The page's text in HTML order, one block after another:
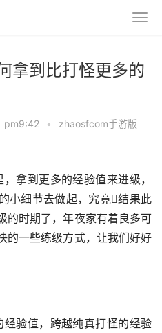
拿到比打怪更多的
pm9:42 •
zhaosfcom手游版
，拿到更多的经验值来进级，
小细节去做起，究竟结果此
的时期了，年夜家有着良多可
的一些练级方式，让我们好好